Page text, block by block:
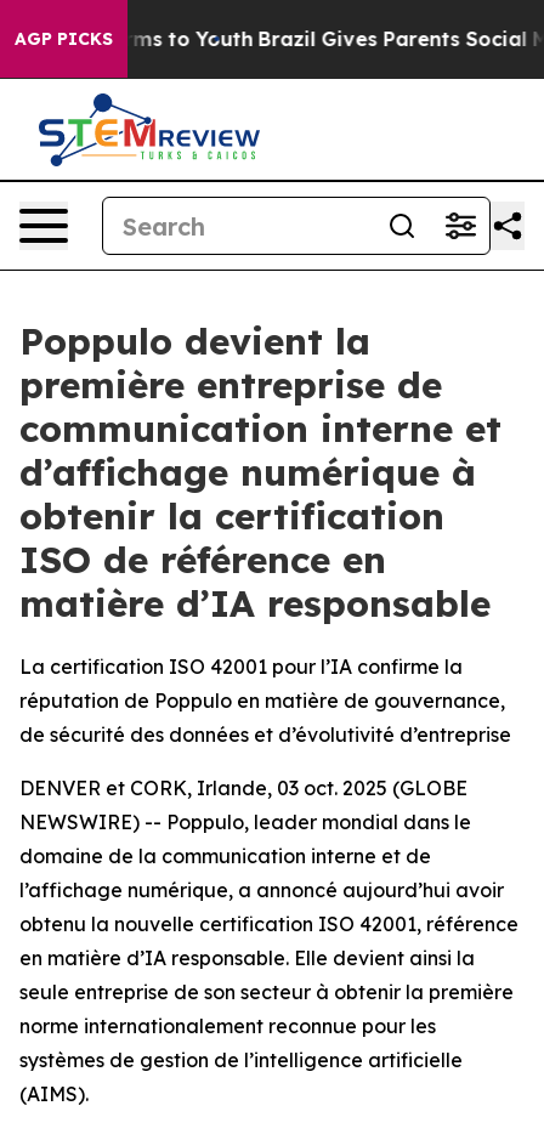
AGP PICKS
Harms to Youth Brazil Gives Parents Social
Poppulo devient la
première entreprise de
communication interne et
d’affichage numérique à
obtenir la certification
ISO de référence en
matière d’IA responsable
La certification ISO 42001 pour l’IA confirme la
réputation de Poppulo en matière de gouvernance,
de sécurité des données et d’évolutivité d’entreprise
DENVER et CORK, Irlande, 03 oct. 2025 (GLOBE
NEWSWIRE) -- Poppulo, leader mondial dans le
domaine de la communication interne et de
l’affichage numérique, a annoncé aujourd’hui avoir
obtenu la nouvelle certification ISO 42001, référence
en matière d’IA responsable. Elle devient ainsi la
seule entreprise de son secteur à obtenir la première
norme internationalement reconnue pour les
systèmes de gestion de l’intelligence artificielle
(AIMS).